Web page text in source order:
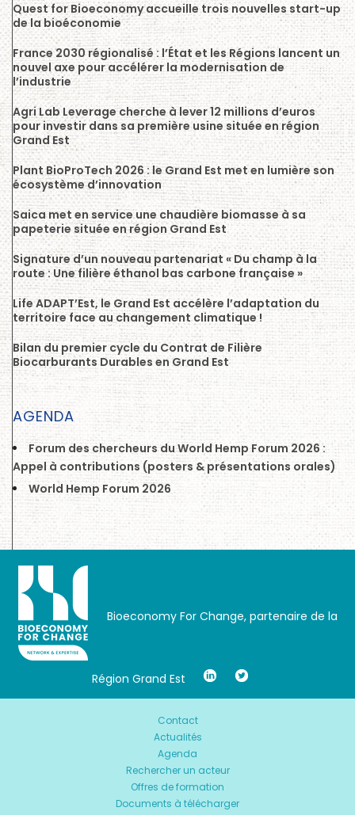
Quest for Bioeconomy accueille trois nouvelles start-up
de la bioéconomie
France 2030 régionalisé : l’État et les Régions lancent un
nouvel axe pour accélérer la modernisation de
l’industrie
Agri Lab Leverage cherche à lever 12 millions d’euros
pour investir dans sa première usine située en région
Grand Est
Plant BioProTech 2026 : le Grand Est met en lumière son
écosystème d’innovation
Saica met en service une chaudière biomasse à sa
papeterie située en région Grand Est
Signature d’un nouveau partenariat « Du champ à la
route : Une filière éthanol bas carbone française »
Life ADAPT’Est, le Grand Est accélère l’adaptation du
territoire face au changement climatique !
Bilan du premier cycle du Contrat de Filière
Biocarburants Durables en Grand Est
AGENDA
Forum des chercheurs du World Hemp Forum 2026 :
Appel à contributions (posters & présentations orales)
World Hemp Forum 2026
Bioeconomy For Change, partenaire de la
Région Grand Est
Contact
Actualités
Agenda
Rechercher un acteur
Offres de formation
Documents à télécharger